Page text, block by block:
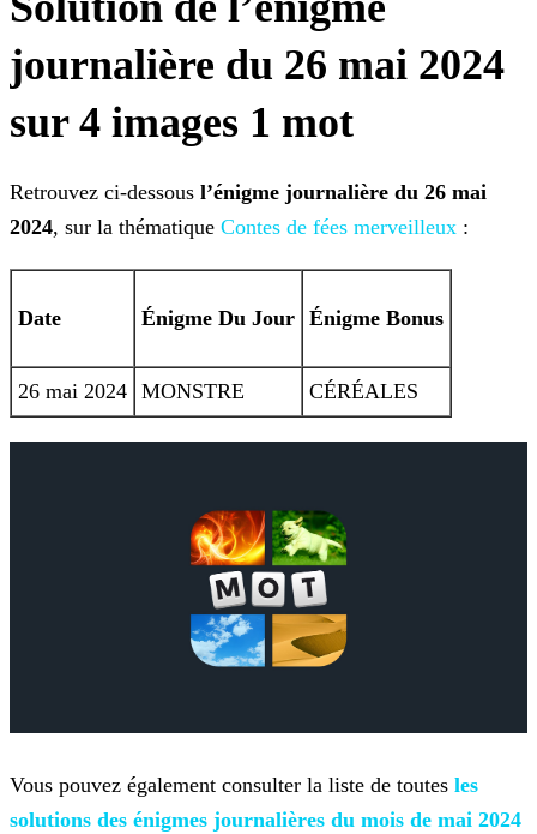
journalière du 26 mai 2024
sur 4 images 1 mot
Retrouvez ci-dessous l’énigme journalière du 26 mai
2024, sur la thématique Contes de fées merveilleux :
Date Énigme Du Jour Énigme Bonus
26 mai 2024 MONSTRE CÉRÉALES
Vous pouvez également consulter la liste de toutes les
solutions des énigmes journalières du mois de mai 2024